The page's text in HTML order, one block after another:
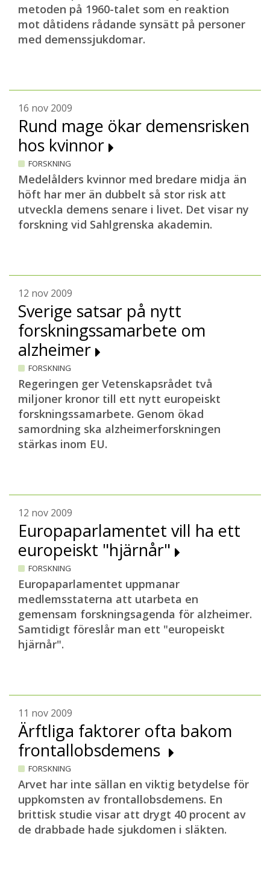
metoden på 1960-talet som en reaktion
mot dåtidens rådande synsätt på personer
med demenssjukdomar.
16 nov 2009
Rund mage ökar demensrisken
hos kvinnor
FORSKNING
Medelålders kvinnor med bredare midja än
höft har mer än dubbelt så stor risk att
utveckla demens senare i livet. Det visar ny
forskning vid Sahlgrenska akademin.
12 nov 2009
Sverige satsar på nytt
forskningssamarbete om
alzheimer
FORSKNING
Regeringen ger Vetenskapsrådet två
miljoner kronor till ett nytt europeiskt
forskningssamarbete. Genom ökad
samordning ska alzheimerforskningen
stärkas inom EU.
12 nov 2009
Europaparlamentet vill ha ett
europeiskt "hjärnår"
FORSKNING
Europaparlamentet uppmanar
medlemsstaterna att utarbeta en
gemensam forskningsagenda för alzheimer.
Samtidigt föreslår man ett "europeiskt
hjärnår".
11 nov 2009
Ärftliga faktorer ofta bakom
frontallobsdemens
FORSKNING
Arvet har inte sällan en viktig betydelse för
uppkomsten av frontallobsdemens. En
brittisk studie visar att drygt 40 procent av
de drabbade hade sjukdomen i släkten.